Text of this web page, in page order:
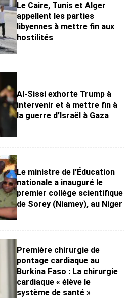
Le Caire, Tunis et Alger
appellent les parties
libyennes à mettre fin aux
hostilités
Al-Sissi exhorte Trump à
intervenir et à mettre fin à
la guerre d’Israël à Gaza
Le ministre de l’Éducation
nationale a inauguré le
premier collège scientifique
de Sorey (Niamey), au Niger
Première chirurgie de
pontage cardiaque au
Burkina Faso : La chirurgie
cardiaque « élève le
système de santé »